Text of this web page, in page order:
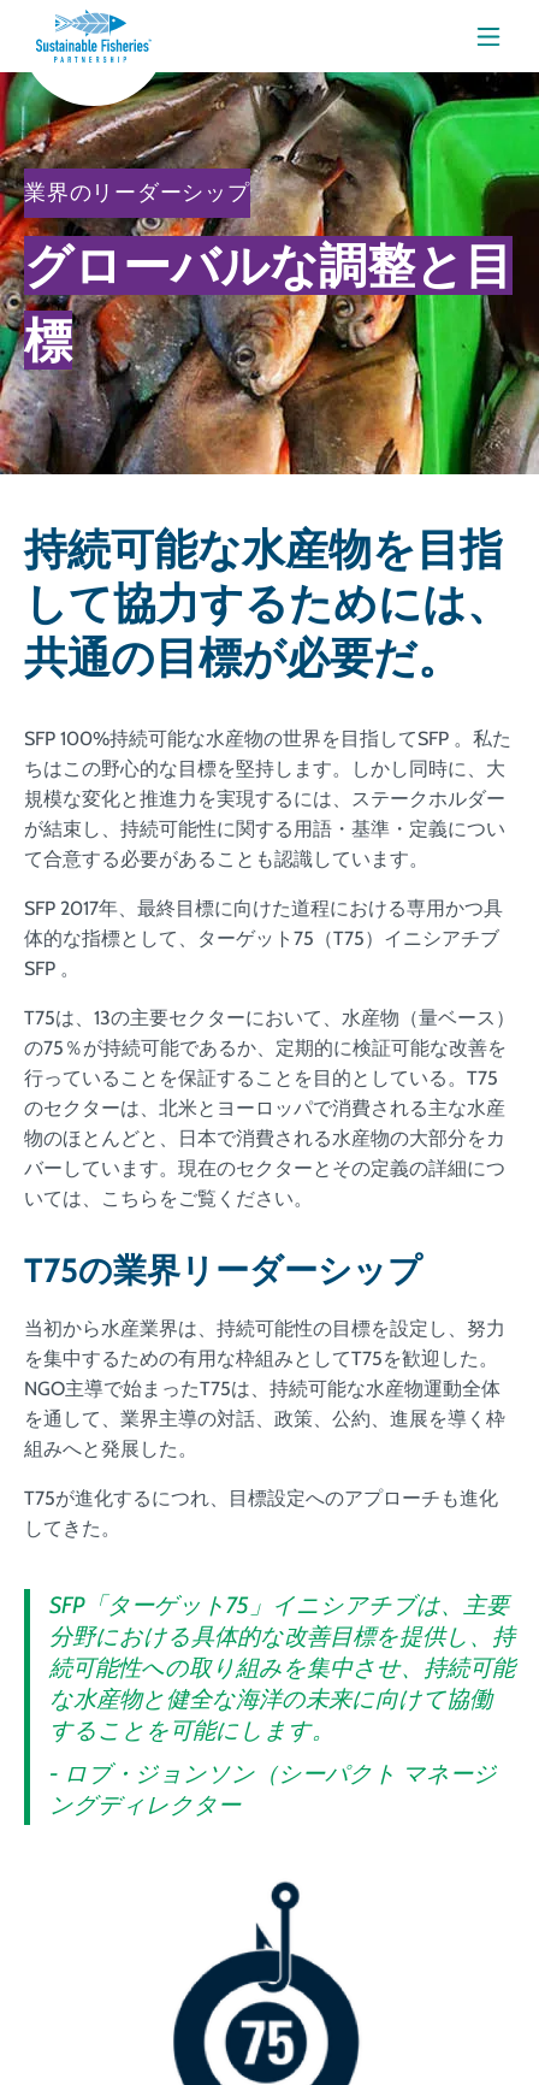
メニ
業界のリーダーシップ
グローバルな調整と目
標
持続可能な水産物を目指
して協力するためには、
共通の目標が必要だ。
SFP 100%持続可能な水産物の世界を目指してSFP 。私た
ちはこの野心的な目標を堅持します。しかし同時に、大
規模な変化と推進力を実現するには、ステークホルダー
が結束し、持続可能性に関する用語・基準・定義につい
て合意する必要があることも認識しています。
SFP 2017年、最終目標に向けた道程における専用かつ具
体的な指標として、ターゲット75（T75）イニシアチブ
SFP 。
T75は、13の主要セクターにおいて、水産物（量ベース）
の75％が持続可能であるか、定期的に検証可能な改善を
行っていることを保証することを目的としている。T75
のセクターは、北米とヨーロッパで消費される主な水産
物のほとんどと、日本で消費される水産物の大部分をカ
バーしています。現在のセクターとその定義の詳細につ
いては、こちらをご覧ください。
T75の業界リーダーシップ
当初から水産業界は、持続可能性の目標を設定し、努力
を集中するための有用な枠組みとしてT75を歓迎した。
NGO主導で始まったT75は、持続可能な水産物運動全体
を通して、業界主導の対話、政策、公約、進展を導く枠
組みへと発展した。
T75が進化するにつれ、目標設定へのアプローチも進化
してきた。
SFP「ターゲット75」イニシアチブは、主要
分野における具体的な改善目標を提供し、持
続可能性への取り組みを集中させ、持続可能
な水産物と健全な海洋の未来に向けて協働
することを可能にします。
- ロブ・ジョンソン（シーパクト マネージ
ングディレクター